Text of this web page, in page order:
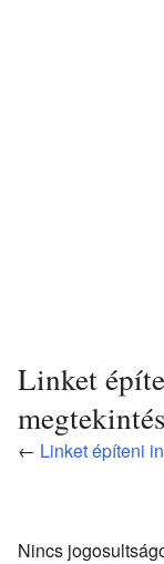
Linket
← Linket építeni
Nincs